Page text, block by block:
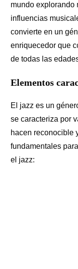
mundo explorando
influencias
convierte en un
enriquecedor que
de todas las
Elementos
El jazz es un
se caracteriza por
hacen reconocible
fundamentales
el jazz: